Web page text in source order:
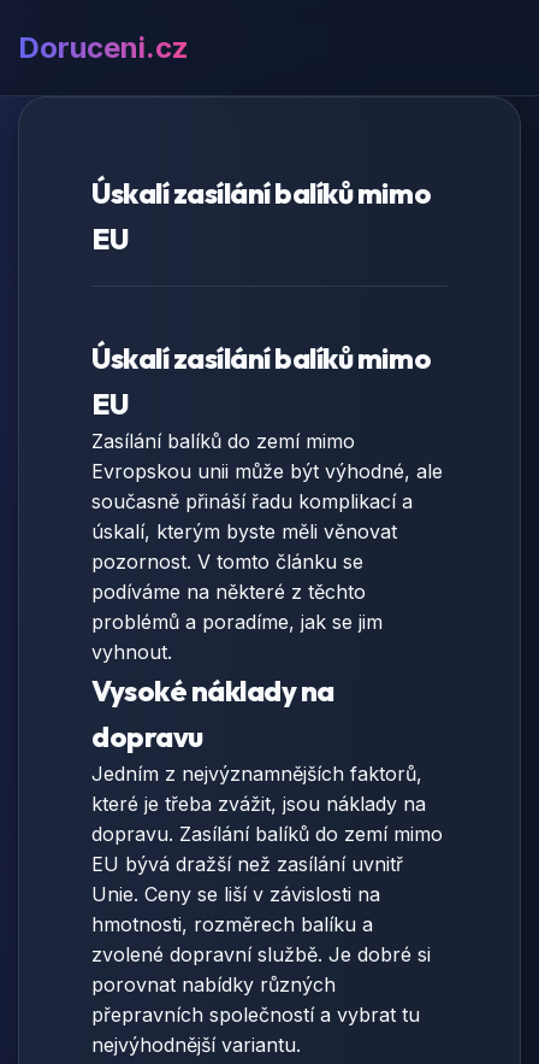
Doruceni.cz
Úskalí zasílání balíků mimo
EU
Úskalí zasílání balíků mimo
EU
Zasílání balíků do zemí mimo
Evropskou unii může být výhodné, ale
současně přináší řadu komplikací a
úskalí, kterým byste měli věnovat
pozornost. V tomto článku se
podíváme na některé z těchto
problémů a poradíme, jak se jim
vyhnout.
Vysoké náklady na
dopravu
Jedním z nejvýznamnějších faktorů,
které je třeba zvážit, jsou náklady na
dopravu. Zasílání balíků do zemí mimo
EU bývá dražší než zasílání uvnitř
Unie. Ceny se liší v závislosti na
hmotnosti, rozměrech balíku a
zvolené dopravní službě. Je dobré si
porovnat nabídky různých
přepravních společností a vybrat tu
nejvýhodnější variantu.